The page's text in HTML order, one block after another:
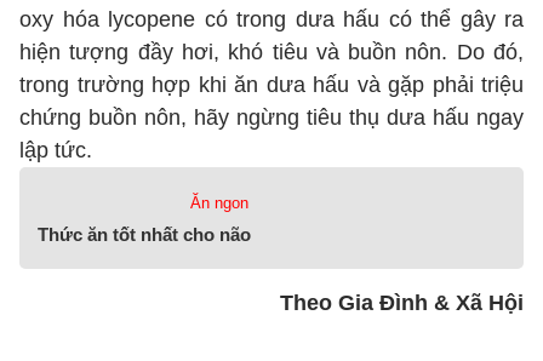
oxy hóa lycopene có trong dưa hấu có thể gây ra
hiện tượng đầy hơi, khó tiêu và buồn nôn. Do đó,
trong trường hợp khi ăn dưa hấu và gặp phải triệu
chứng buồn nôn, hãy ngừng tiêu thụ dưa hấu ngay
lập tức.
Ăn ngon
Thức ăn tốt nhất cho não
Theo Gia Đình & Xã Hội